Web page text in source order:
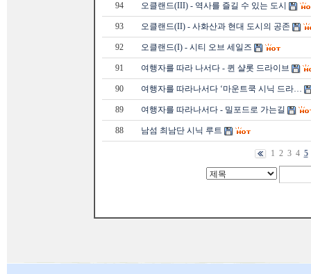
94 오클랜드(III) - 역사를 즐길 수 있는 도시
93 오클랜드(II) - 사화산과 현대 도시의 공존
92 오클랜드(I) - 시티 오브 세일즈
91 여행자를 따라 나서다 - 퀸 샬롯 드라이브
90 여행자를 따라나서다 ‘마운트쿡 시닉 드라…
89 여행자를 따라나서다 - 밀포드로 가는길
88 남섬 최남단 시닉 루트
1 2 3 4 5